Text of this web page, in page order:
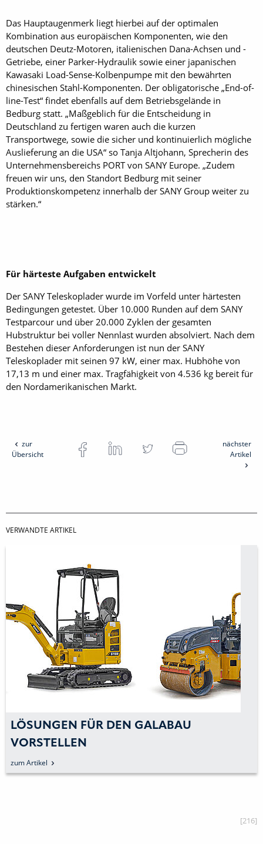
Das Hauptaugenmerk liegt hierbei auf der optimalen
Kombination aus europäischen Komponenten, wie den
deutschen Deutz-Motoren, italienischen Dana-Achsen und -
Getriebe, einer Parker-Hydraulik sowie einer japanischen
Kawasaki Load-Sense-Kolbenpumpe mit den bewährten
chinesischen Stahl-Komponenten. Der obligatorische „End-of-
line-Test“ findet ebenfalls auf dem Betriebsgelände in
Bedburg statt. „Maßgeblich für die Entscheidung in
Deutschland zu fertigen waren auch die kurzen
Transportwege, sowie die sicher und kontinuierlich mögliche
Auslieferung an die USA“ so Tanja Altjohann, Sprecherin des
Unternehmensbereichs PORT von SANY Europe. „Zudem
freuen wir uns, den Standort Bedburg mit seiner
Produktionskompetenz innerhalb der SANY Group weiter zu
stärken.“
Für härteste Aufgaben entwickelt
Der SANY Teleskoplader wurde im Vorfeld unter härtesten
Bedingungen getestet. Über 10.000 Runden auf dem SANY
Testparcour und über 20.000 Zyklen der gesamten
Hubstruktur bei voller Nennlast wurden absolviert. Nach dem
Bestehen dieser Anforderungen ist nun der SANY
Teleskoplader mit seinen 97 kW, einer max. Hubhöhe von
17,13 m und einer max. Tragfähigkeit von 4.536 kg bereit für
den Nordamerikanischen Markt.
zur
Übersicht
nächster
Artikel
VERWANDTE ARTIKEL
LÖSUNGEN FÜR DEN GALABAU
VORSTELLEN
zum Artikel
[216]